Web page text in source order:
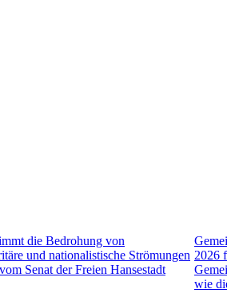
die Bedrohung von
und nationalistische Strömungen
Senat der Freien Hansestadt
2026
wie